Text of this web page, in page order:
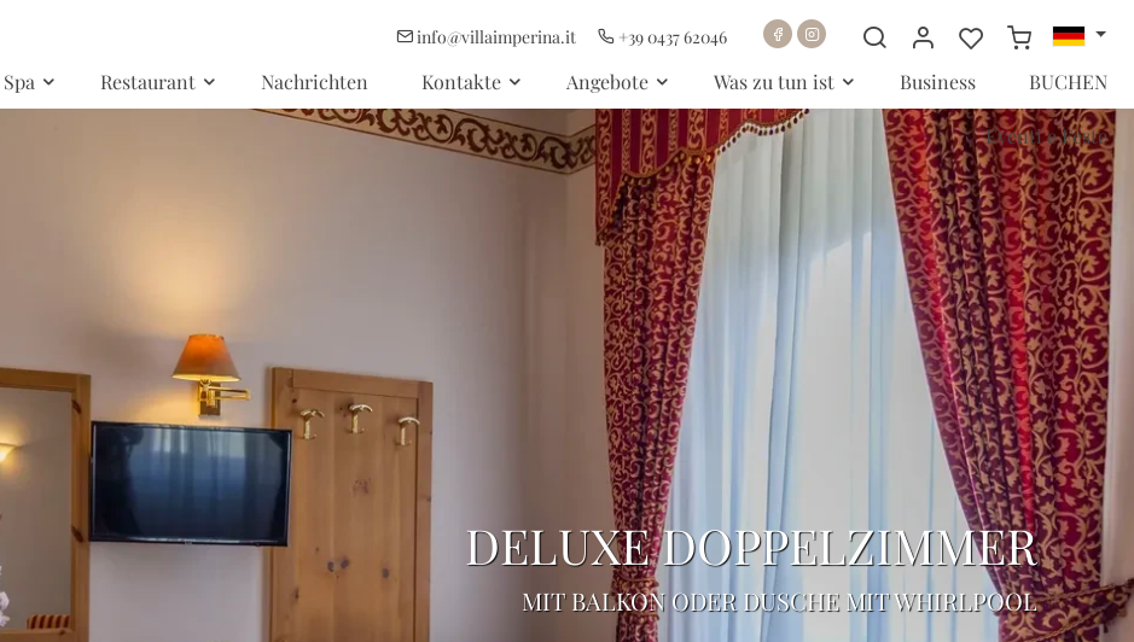
info@villaimperina.it +39 0437 62046
Spa Restaurant Nachrichten Kontakte Angebote Was zu tun ist Business BUCHEN
Eventi e Feste
DELUXE DOPPELZIMMER
MIT BALKON ODER DUSCHE MIT WHIRLPOOL